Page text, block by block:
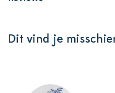
Dit vind je